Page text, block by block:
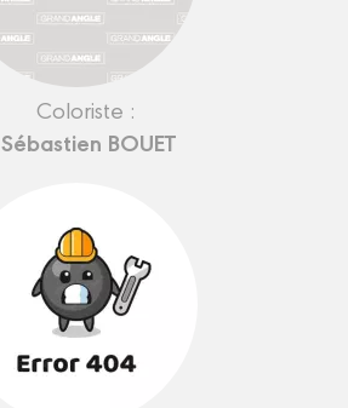
Coloriste :
Sébastien BOUET